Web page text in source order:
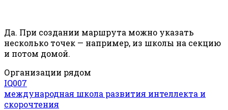
Да. При создании маршрута можно указать
несколько точек — например, из школы на секцию
и потом домой.
Организации рядом
IQ007
международная школа развития интеллекта и
скорочтения